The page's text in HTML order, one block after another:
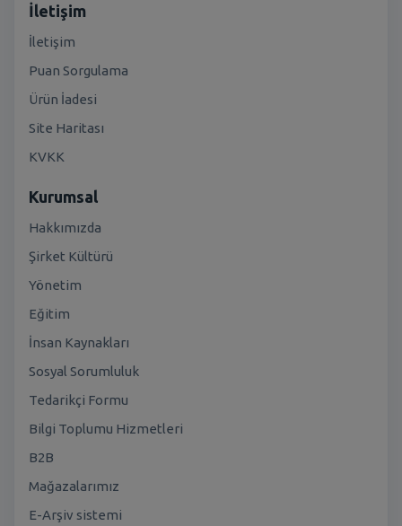
İletişim
İletişim
Puan Sorgulama
Ürün İadesi
Site Haritası
KVKK
Kurumsal
Hakkımızda
Şirket Kültürü
Yönetim
Eğitim
İnsan Kaynakları
Sosyal Sorumluluk
Tedarikçi Formu
Bilgi Toplumu Hizmetleri
B2B
Mağazalarımız
E-Arşiv sistemi